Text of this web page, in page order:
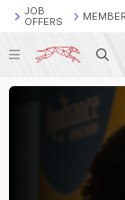
JOB
OFFERS